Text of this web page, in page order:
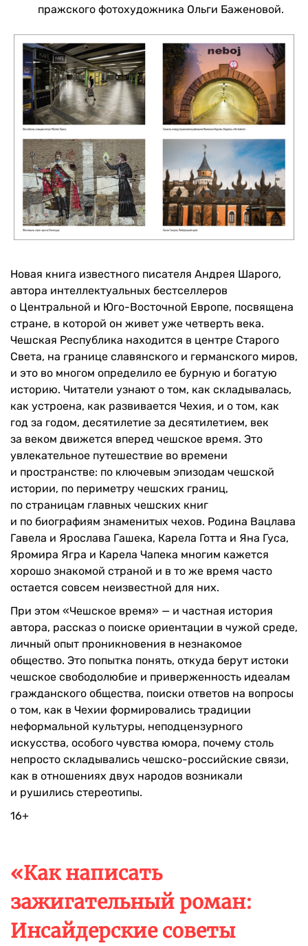
пражского фотохудожника Ольги Баженовой.
Новая книга известного писателя Андрея Шарого,
автора интеллектуальных бестселлеров
о Центральной и Юго-Восточной Европе, посвящена
стране, в которой он живет уже четверть века.
Чешская Республика находится в центре Старого
Света, на границе славянского и германского миров,
и это во многом определило ее бурную и богатую
историю. Читатели узнают о том, как складывалась,
как устроена, как развивается Чехия, и о том, как
год за годом, десятилетие за десятилетием, век
за веком движется вперед чешское время. Это
увлекательное путешествие во времени
и пространстве: по ключевым эпизодам чешской
истории, по периметру чешских границ,
по страницам главных чешских книг
и по биографиям знаменитых чехов. Родина Вацлава
Гавела и Ярослава Гашека, Карела Готта и Яна Гуса,
Яромира Ягра и Карела Чапека многим кажется
хорошо знакомой страной и в то же время часто
остается совсем неизвестной для них.
При этом «Чешское время» — и частная история
автора, рассказ о поиске ориентации в чужой среде,
личный опыт проникновения в незнакомое
общество. Это попытка понять, откуда берут истоки
чешское свободолюбие и приверженность идеалам
гражданского общества, поиски ответов на вопросы
о том, как в Чехии формировались традиции
неформальной культуры, неподцензурного
искусства, особого чувства юмора, почему столь
непросто складывались чешско-российские связи,
как в отношениях двух народов возникали
и рушились стереотипы.
16+
«Как написать
зажигательный роман:
Инсайдерские советы